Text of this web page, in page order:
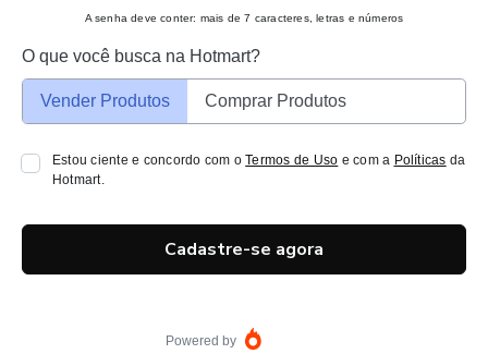
A senha deve conter: mais de 7 caracteres, letras e números
O que você busca na Hotmart?
Vender Produtos Comprar Produtos
Estou ciente e concordo com oTermos de Uso e com a Políticas da
Hotmart.
Cadastre-se agora
Powered by